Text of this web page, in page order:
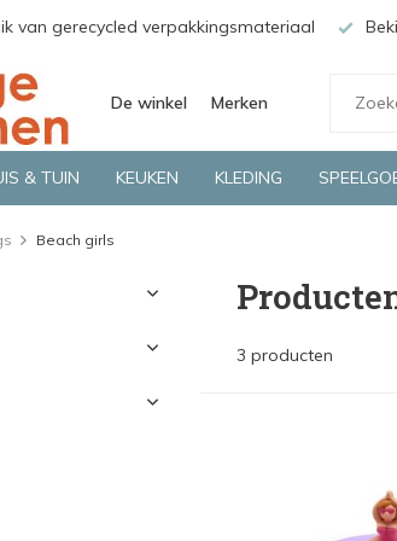
van gerecycled verpakkingsmateriaal
De winkel Merken
& TUIN KEUKEN KLEDING
Beach girls
3 producten